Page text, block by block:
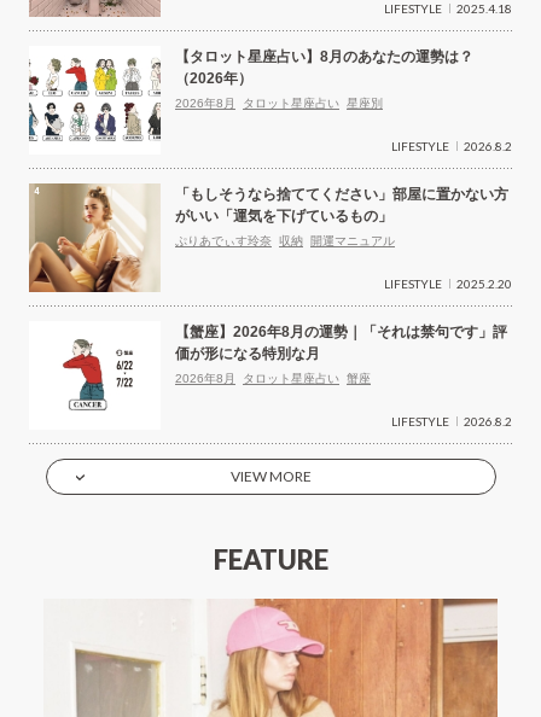
LIFESTYLE 2025.4.18
【タロット星座占い】8月のあなたの運勢は？
（2026年）
2026年8月 タロット星座占い 星座別
LIFESTYLE 2026.8.2
「もしそうなら捨ててください」部屋に置かない方
がいい「運気を下げているもの」
ぷりあでぃす玲奈 収納 開運マニュアル
LIFESTYLE 2025.2.20
【蟹座】2026年8月の運勢｜「それは禁句です」評
価が形になる特別な月
2026年8月 タロット星座占い 蟹座
LIFESTYLE 2026.8.2
VIEW MORE
FEATURE